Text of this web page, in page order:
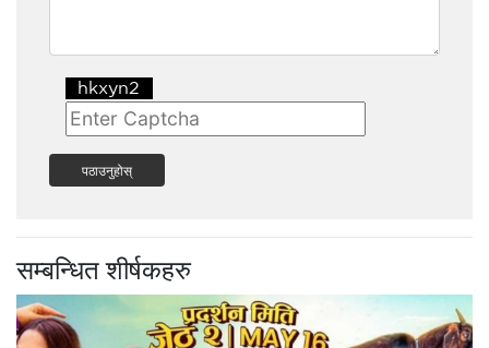
पठाउनुहोस्
सम्बन्धित शीर्षकहरु